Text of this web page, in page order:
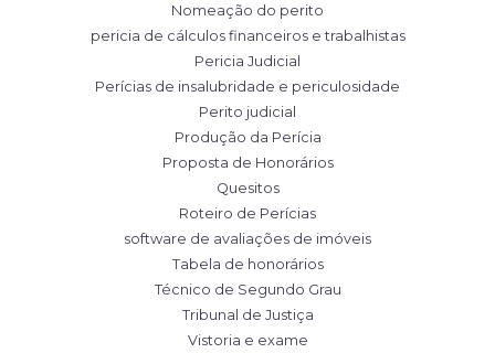
Nomeação do perito
pericia de cálculos financeiros e trabalhistas
Pericia Judicial
Perícias de insalubridade e periculosidade
Perito judicial
Produção da Perícia
Proposta de Honorários
Quesitos
Roteiro de Perícias
software de avaliações de imóveis
Tabela de honorários
Técnico de Segundo Grau
Tribunal de Justiça
Vistoria e exame